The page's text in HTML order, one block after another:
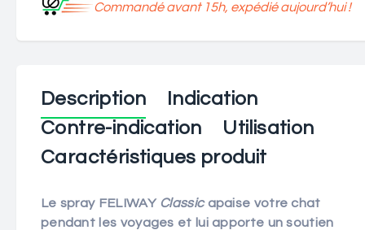
Commandé avant 15h, expédié aujourd’hui !
Description
Indication
Contre-indication
Utilisation
Caractéristiques produit
Le spray FELIWAY Classicapaise votre chat
pendant les voyages et lui apporte un soutien